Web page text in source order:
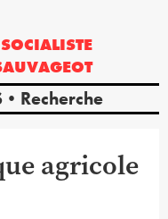
SOCIALISTE
Recherche
agricole